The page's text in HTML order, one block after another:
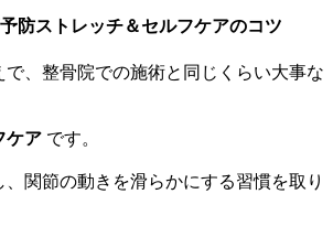
防ストレッチ＆セルフケアのコツ
で、整骨院での施術と同じくらい大事な
ケア です。
関節の動きを滑らかにする習慣を取り